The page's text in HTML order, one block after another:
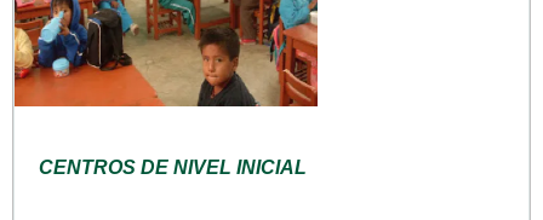
CENTROS DE NIVEL INICIAL